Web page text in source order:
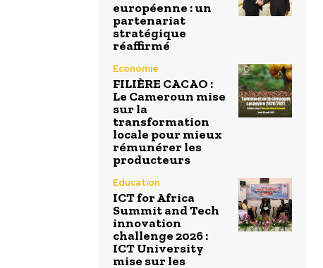
européenne : un
partenariat
stratégique
réaffirmé
Economie
FILIÈRE CACAO :
Le Cameroun mise
sur la
transformation
locale pour mieux
rémunérer les
producteurs
Education
ICT for Africa
Summit and Tech
innovation
challenge 2026 :
ICT University
mise sur les